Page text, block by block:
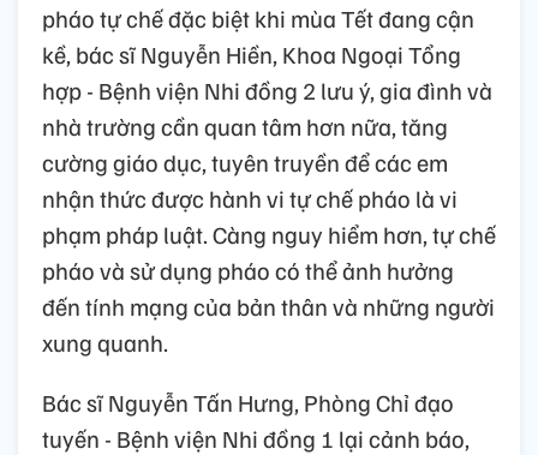
pháo tự chế đặc biệt khi mùa Tết đang cận
kề, bác sĩ Nguyễn Hiền, Khoa Ngoại Tổng
hợp - Bệnh viện Nhi đồng 2 lưu ý, gia đình và
nhà trường cần quan tâm hơn nữa, tăng
cường giáo dục, tuyên truyền để các em
nhận thức được hành vi tự chế pháo là vi
phạm pháp luật. Càng nguy hiểm hơn, tự chế
pháo và sử dụng pháo có thể ảnh hưởng
đến tính mạng của bản thân và những người
xung quanh.
Bác sĩ Nguyễn Tấn Hưng, Phòng Chỉ đạo
tuyến - Bệnh viện Nhi đồng 1 lại cảnh báo,